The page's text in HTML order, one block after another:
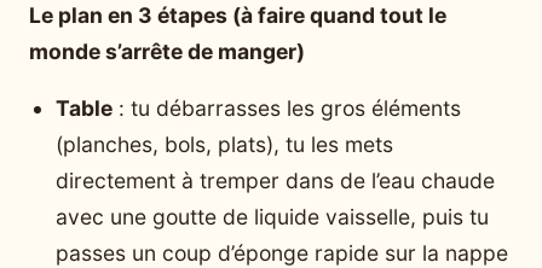
Le plan en 3 étapes (à faire quand tout le
monde s’arrête de manger)
Table : tu débarrasses les gros éléments
(planches, bols, plats), tu les mets
directement à tremper dans de l’eau chaude
avec une goutte de liquide vaisselle, puis tu
passes un coup d’éponge rapide sur la nappe